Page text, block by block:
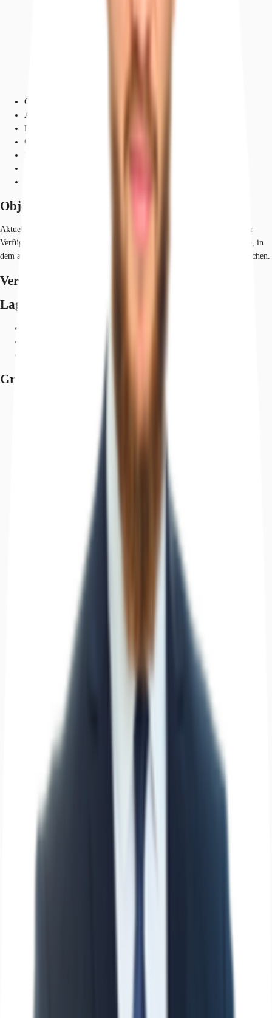
Objekt
Ausstattung
Lage und Verkehrsanbindung
Grundrisse
Objekt
Aktuell stehen insgesamt rund 12.215 m² Hallenfläche zur Anmietung zur
Verfügung. Weiterhin bietet das Objekt ein seperates Verwaltungsgebäude, in
dem ausreichend Bürofläche zu Verfügung steht sowie großzügige Freiflächen.
Verfügbare Fläche
Lage und Verkehrsanbindung
Grundrisse